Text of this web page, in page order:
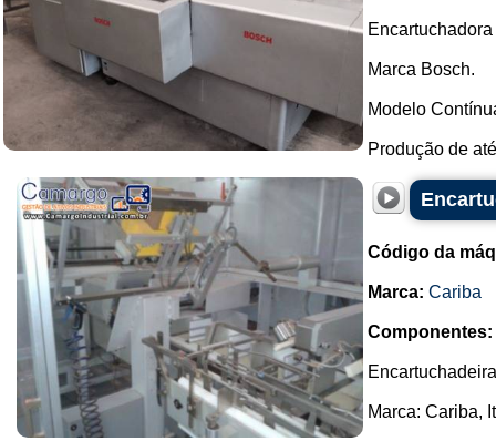
Marca Bosch.
Modelo
Produção de
Código da
Marca: Cariba
Componentes:
Marca: Cariba,